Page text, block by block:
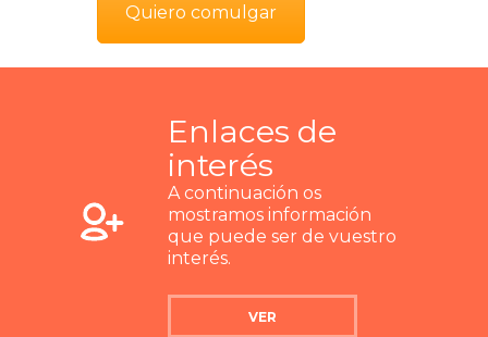
Quiero comulgar
Enlaces de
interés
A continuación os
mostramos información
que puede ser de vuestro
interés.
VER